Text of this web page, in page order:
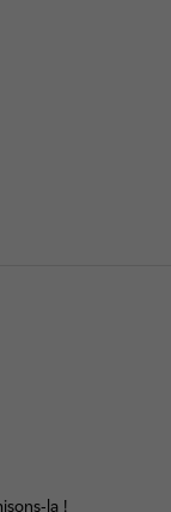
la !